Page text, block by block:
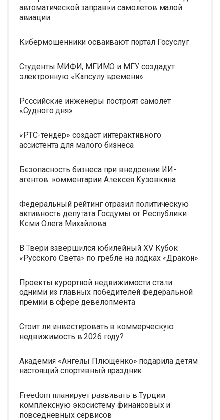
автоматической заправки самолетов малой
авиации
Кибермошенники осваивают портал Госуслуг
Студенты МИФИ, МГИМО и МГУ создадут
электронную «Капсулу времени»
Российские инженеры построят самолет
«Судного дня»
«РТС-тендер» создаст интерактивного
ассистента для малого бизнеса
Безопасность бизнеса при внедрении ИИ-
агентов: комментарии Алексея Кузовкина
Федеральный рейтинг отразил политическую
активность депутата Госдумы от Республики
Коми Олега Михайлова
В Твери завершился юбилейный XV Кубок
«Русского Света» по гребле на лодках «Дракон»
Проекты курортной недвижимости стали
одними из главных победителей федеральной
премии в сфере девелопмента
Стоит ли инвестировать в коммерческую
недвижимость в 2026 году?
Академия «Ангелы Плющенко» подарила детям
настоящий спортивный праздник
Freedom планирует развивать в Турции
комплексную экосистему финансовых и
повседневных сервисов